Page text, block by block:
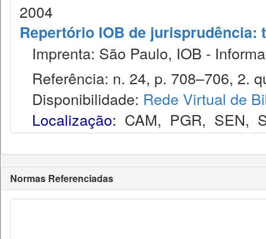
2004
Repertório IOB de
Imprenta: São Paulo, IOB -
Referência: n. 24, p. 708–706, 2.
Disponibilidade: Rede Virtual de
Localização: CAM, PGR, SEN,
Normas Referenciadas